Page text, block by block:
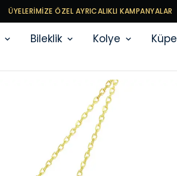
ÜYELERİMİZE ÖZEL AYRICALIKLI KAMPANYALAR
Bileklik Kolye Küpe